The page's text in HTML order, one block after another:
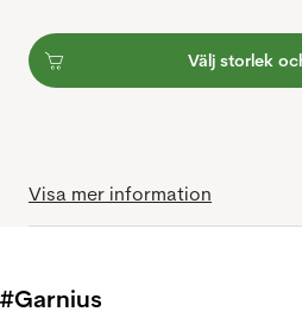
Välj storlek
Visa mer information
#Garnius